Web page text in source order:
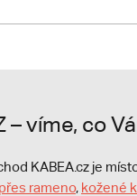
– víme, co
KABEA.cz je
rameno, kožené